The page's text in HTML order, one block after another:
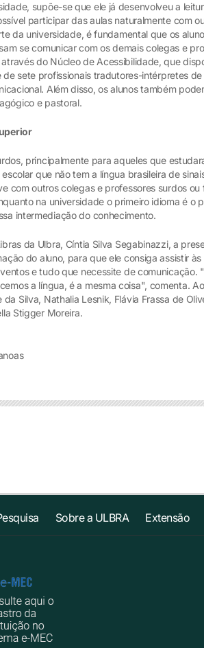
supõe-se que ele já desenvolveu a
participar das aulas naturalmente com
da universidade, é fundamental que os
se comunicar com os demais colegas e
do Núcleo de Acessibilidade, que
sete profissionais tradutores-intérpretes de
Além disso, os alunos também
e pastoral.
principalmente para aqueles que
que não tem a língua brasileira de
com outros colegas e professores surdos ou
na universidade o primeiro idioma é o
intermediação do conhecimento.
da Ulbra, Cíntia Silva Segabinazzi, a
do aluno, para que ele consiga assistir às
e tudo que necessite de comunicação.
a língua, é a mesma coisa", comenta.
Silva, Nathalia Lesnik, Flávia Frassa de
Stigger Moreira.
Sobre a ULBRA Extensão